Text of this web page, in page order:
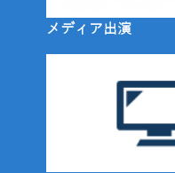
メディア出演